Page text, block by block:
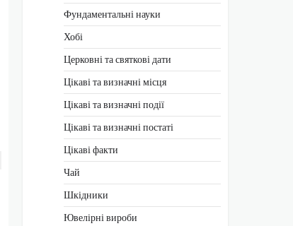
Фундаментальні науки
Хобі
Церковні та святкові дати
Цікаві та визначні місця
Цікаві та визначні події
Цікаві та визначні постаті
Цікаві факти
Чай
Шкідники
Ювелірні вироби